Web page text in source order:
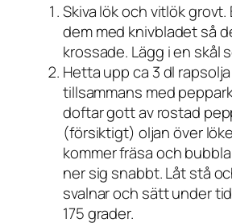
Skiva lök och vitlök grovt.
dem med knivbladet så
krossade. Lägg i en skål
Hetta upp ca 3 dl
tillsammans med
doftar gott av rostad
(försiktigt) oljan över
kommer fräsa och
ner sig snabbt. Låt stå
svalnar och sätt under
175 grader.